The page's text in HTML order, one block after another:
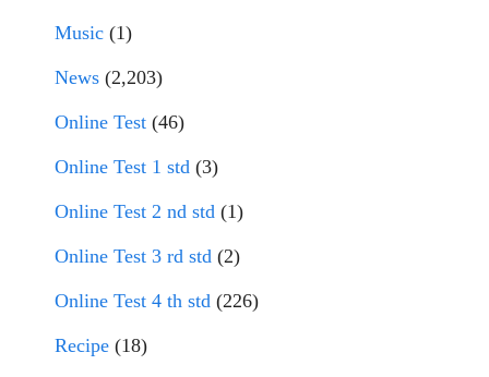
Music (1)
News (2,203)
Online Test (46)
Online Test 1 std (3)
Online Test 2 nd std (1)
Online Test 3 rd std (2)
Online Test 4 th std (226)
Recipe (18)